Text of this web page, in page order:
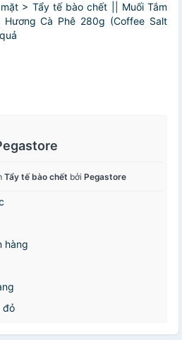
> Tẩy tế bào chết || Muối Tắm
Cà Phê 280g (Coffee Salt
Tẩy tế bào chết bởi Pegastore
hàng
đỏ